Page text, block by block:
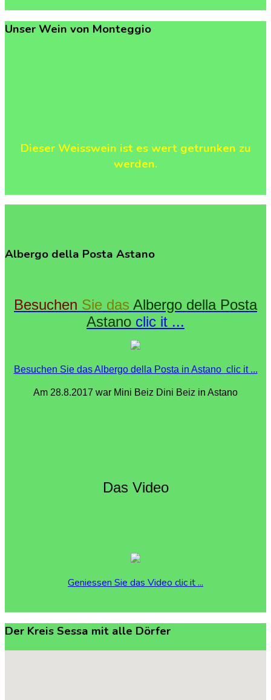
Unser Wein von Monteggio
Dieser Weisswein ist es wert getrunken zu
werden.
Albergo della Posta Astano
Besuchen Sie das Albergo della Posta
Astano clic it ...
Besuchen Sie das Albergo della Posta in Astano clic it ...
Am 28.8.2017 war Mini Beiz Dini Beiz in Astano
Das Video
Geniessen Sie das Video clic it ...
Der KreisSessa mit alle Dörfer